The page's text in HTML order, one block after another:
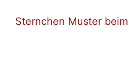
Sternchen Muster